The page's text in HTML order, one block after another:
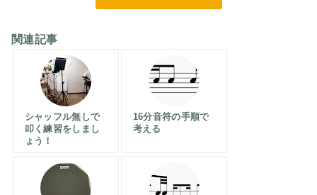
関連記事
シャッフル無しで
叩く練習をしまし
ょう！
16分音符の手順で
考える